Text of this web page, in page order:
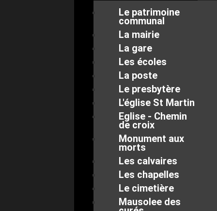
Le patrimoine
communal
La mairie
La gare
Les écoles
La poste
Le presbytère
L'église St Martin
Eglise - Chemin
de croix
Monument aux
morts
Les calvaires
Les chapelles
Le cimetière
Mausolee des